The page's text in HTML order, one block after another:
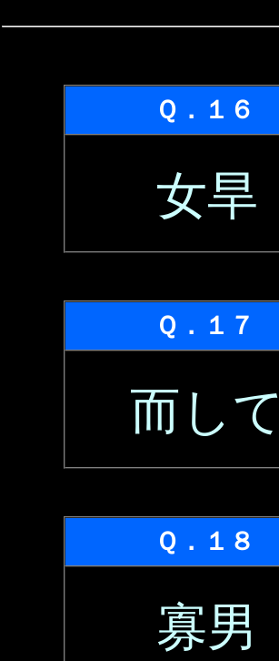
Ｑ．１６
女旱
Ｑ．１７
而して
Ｑ．１８
寡男